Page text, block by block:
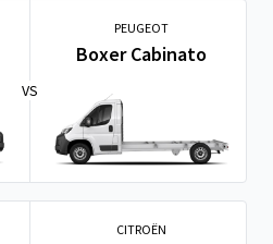
VS
PEUGEOT
Boxer Cabinato
CITROËN